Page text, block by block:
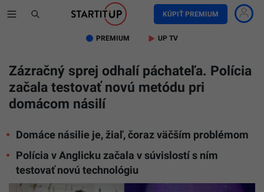
KÚPIŤ PREMIUM
PREMIUM UP TV
Zázračný sprej odhalí páchateľa. Polícia
začala testovať novú metódu pri
domácom násilí
Domáce násilie je, žiaľ, čoraz väčším problémom
Polícia v Anglicku začala v súvislostí s ním
testovať novú technológiu